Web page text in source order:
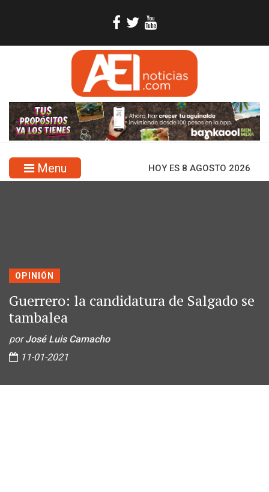
Menu HOY ES 8 AGOSTO 2026
OPINIÓN
Guerrero: la candidatura de Salgado se
tambalea
porJosé Luis Camacho
11-01-2021